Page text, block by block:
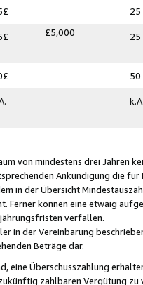
25
£5,000 25
50
von mindestens drei Jahren
Ankündigung die
in der Übersicht
Ferner können eine etwaig
verfallen.
in der Vereinbarung
Beträge dar.
eine Überschusszahlung
zahlbaren Vergütung zu